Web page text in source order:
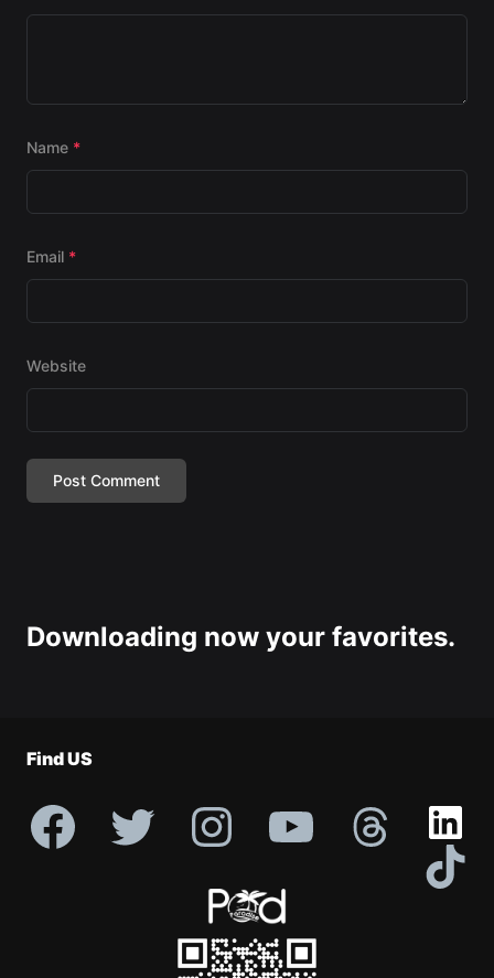
Name *
Email *
Website
Downloading now your favorites.
Find US